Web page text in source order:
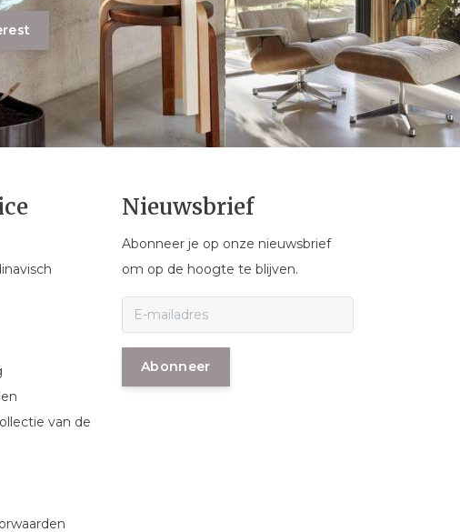
van de
Nieuwsbrief
Abonneer je op onze nieuwsbrief
om op de hoogte te blijven.
Abonneer